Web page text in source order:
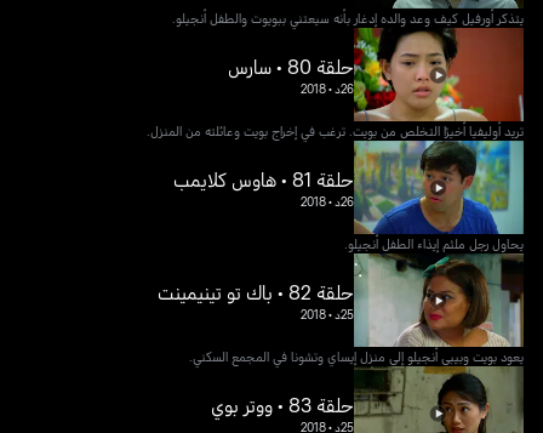
يتذكر أورفيل كيف وعد والده إدغار بأنه سيعتني ببويوت والطفل أنجيلو.
حلقة 80 • سارس
26د •
2018
تريد أوليفيا أخيرًا التخلص من بويت. ترغب في إخراج بويت وعائلته من المنزل.
حلقة 81 • هاوس كلايمب
26د •
2018
يحاول رجل ملثم إيذاء الطفل أنجيلو.
حلقة 82 • باك تو تينيمينت
25د •
2018
يعود بويت وبيبي أنجيلو إلى منزل إيساي وتشونا في المجمع السكني.
حلقة 83 • ووتر بوي
25د •
2018